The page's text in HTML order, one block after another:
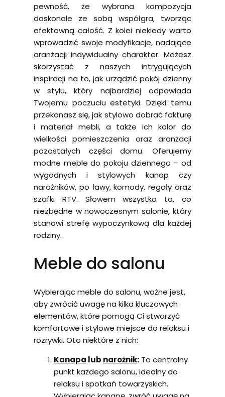
pewność, że wybrana kompozycja
doskonale ze sobą współgra, tworząc
efektowną całość. Z kolei niekiedy warto
wprowadzić swoje modyfikacje, nadające
aranżacji indywidualny charakter. Możesz
skorzystać z naszych intrygujących
inspiracji na to, jak urządzić pokój dzienny
w stylu, który najbardziej odpowiada
Twojemu poczuciu estetyki. Dzięki temu
przekonasz się, jak stylowo dobrać fakturę
i materiał mebli, a także ich kolor do
wielkości pomieszczenia oraz aranżacji
pozostałych części domu. Oferujemy
modne meble do pokoju dziennego – od
wygodnych i stylowych kanap czy
narożników, po ławy, komody, regały oraz
szafki RTV. Słowem wszystko to, co
niezbędne w nowoczesnym salonie, który
stanowi strefę wypoczynkową dla każdej
rodziny.
Meble do salonu
Wybierając meble do salonu, ważne jest,
aby zwrócić uwagę na kilka kluczowych
elementów, które pomogą Ci stworzyć
komfortowe i stylowe miejsce do relaksu i
rozrywki. Oto niektóre z nich:
Kanapa lub narożnik: To centralny
punkt każdego salonu, idealny do
relaksu i spotkań towarzyskich.